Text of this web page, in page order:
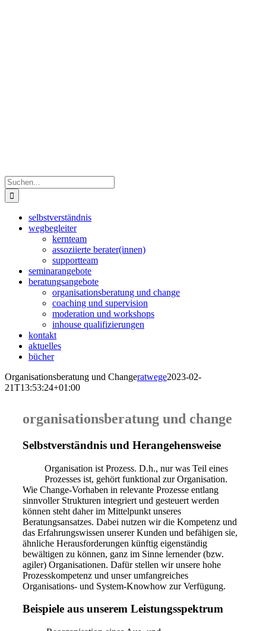
Suche
nach:
selbstverständnis
wegbegleiter
kernteam
assoziierte berater(innen)
supportteam
seminarangebote
beratungsangebote
organisationsberatung und change
coaching und supervision
moderation und workshops
inhouse qualifizierungen
kontakt
aktuelles
bücher
Organisationsberatung und Changeratwege2023-02-
21T13:53:24+01:00
organisationsberatung und change
Selbstverständnis und Herangehensweise
Organisation ist Prozess. D.h., nur was Teil eines
Prozesses ist, gehört funktional zur Organisation.
Wie Change-Vorhaben in relevante Prozesse entlang
sinnvoller Strukturen integriert und gesteuert werden
können steht daher im Mittelpunkt unseres
Beratungsansatzes. Dabei nutzen wir die Kompetenz und
das Erfahrungswissen unserer Kunden und befähigen sie,
ähnliche Herausforderungen künftig eigenständig
bewältigen zu können, ganz im Sinne lernender (bzw.
agiler) Organisationen. Dafür stellen wir unsere hohe
Prozesskompetenz und unser umfangreiches
Organisations- und System-Knowhow zur Verfügung.
Beispiele aus unserem Leistungsspektrum